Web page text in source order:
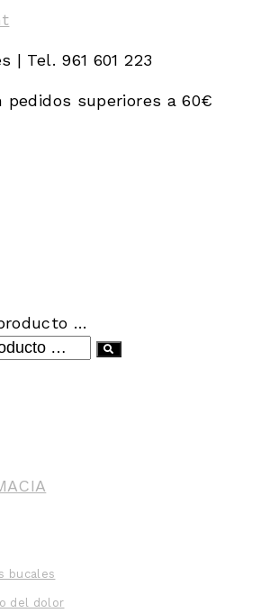
| Tel. 961 601 223
pedidos superiores a 60€
…
bucales
del dolor